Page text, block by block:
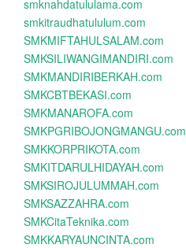
smknahdatululama.com
smkitraudhatululum.com
SMKMIFTAHULSALAM.com
SMKSILIWANGIMANDIRI.com
SMKMANDIRIBERKAH.com
SMKCBTBEKASI.com
SMKMANAROFA.com
SMKPGRIBOJONGMANGU.com
SMKKORPRIKOTA.com
SMKITDARULHIDAYAH.com
SMKSIROJULUMMAH.com
SMKSAZZAHRA.com
SMKCitaTeknika.com
SMKKARYAUNCINTA.com